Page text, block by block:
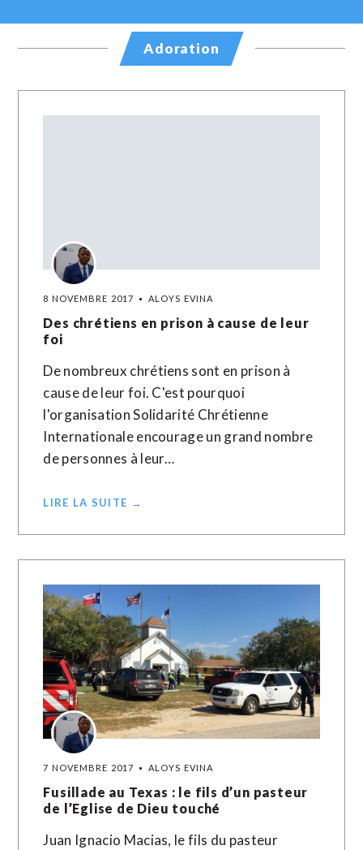
Adoration
8 NOVEMBRE 2017 ALOYS EVINA
Des chrétiens en prison à cause de leur
foi
De nombreux chrétiens sont en prison à
cause de leur foi. C'est pourquoi
l'organisation Solidarité Chrétienne
Internationale encourage un grand nombre
de personnes à leur…
LIRE LA SUITE →
7 NOVEMBRE 2017 ALOYS EVINA
Fusillade au Texas : le fils d’un pasteur
de l’Eglise de Dieu touché
Juan Ignacio Macias, le fils du pasteur